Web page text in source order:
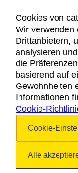
Cookies von
Wir verwenden
Drittanbietern,
analysieren
die
basierend auf
Gewohnheiten
Informationen
Cookie-
Cookie-
Alle